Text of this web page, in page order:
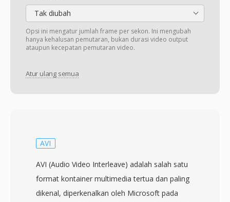
Tak diubah
Opsi ini mengatur jumlah frame per sekon. Ini mengubah
hanya kehalusan pemutaran, bukan durasi video output
ataupun kecepatan pemutaran video.
Atur ulang semua
AVI
AVI (Audio Video Interleave) adalah salah satu
format kontainer multimedia tertua dan paling
dikenal, diperkenalkan oleh Microsoft pada